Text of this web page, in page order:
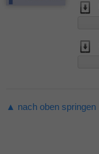
▲ nach oben springen